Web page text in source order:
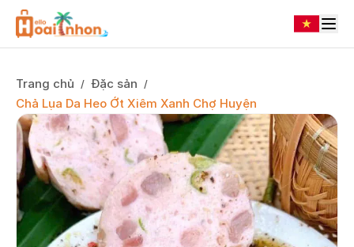
Trang chủ / Đặc sản /
Chả Lụa Da Heo Ớt Xiêm Xanh Chợ Huyện